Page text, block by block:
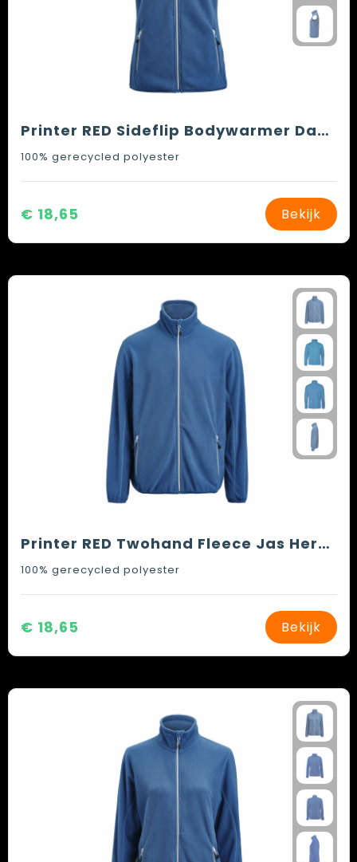
Printer RED Sideflip Bodywarmer Dames
100% gerecycled polyester
€ 18,65 Bekijk
Printer RED Twohand Fleece Jas Heren
100% gerecycled polyester
€ 18,65 Bekijk